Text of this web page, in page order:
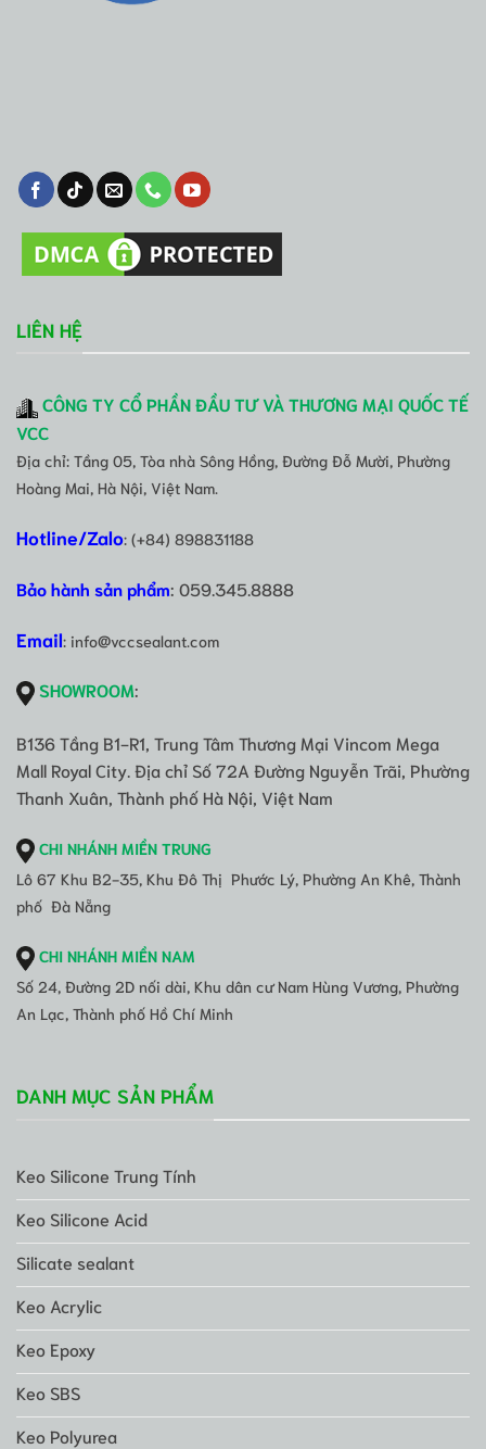
LIÊN HỆ
CÔNG TY CỔ PHẦN ĐẦU TƯ VÀ THƯƠNG MẠI QUỐC TẾ
VCC
Địa chỉ: Tầng 05, Tòa nhà Sông Hồng, Đường Đỗ Mười, Phường
Hoàng Mai, Hà Nội, Việt Nam.
Hotline/Zalo: (+84) 898831188
Bảo hành sản phẩm: 059.345.8888
Email: info@vccsealant.com
SHOWROOM:
B136 Tầng B1-R1, Trung Tâm Thương Mại Vincom Mega
Mall Royal City. Địa chỉ Số 72A Đường Nguyễn Trãi, Phường
Thanh Xuân, Thành phố Hà Nội, Việt Nam
CHI NHÁNH MIỀN TRUNG
Lô 67 Khu B2-35, Khu Đô Thị Phước Lý, Phường An Khê, Thành
phố Đà Nẵng
CHI NHÁNH MIỀN NAM
Số 24, Đường 2D nối dài, Khu dân cư Nam Hùng Vương, Phường
An Lạc, Thành phố Hồ Chí Minh
DANH MỤC SẢN PHẨM
Keo Silicone Trung Tính
Keo Silicone Acid
Silicate sealant
Keo Acrylic
Keo Epoxy
Keo SBS
Keo Polyurea